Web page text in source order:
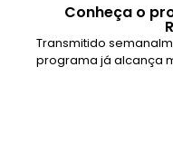
Conheça o
Transmitido
programa já alcança